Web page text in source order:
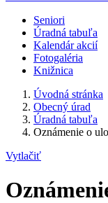
Seniori
Úradná tabuľa
Kalendár akcií
Fotogaléria
Knižnica
Úvodná stránka
Obecný úrad
Úradná tabuľa
Oznámenie o
Vytlačiť